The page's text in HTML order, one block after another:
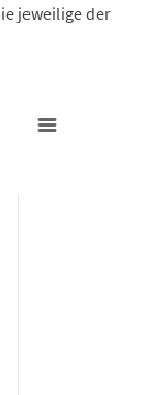
jeweilige der
- 2021